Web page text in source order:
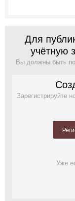
Для
учётную
Вы должны быть
Зарегистрируйте
Уже